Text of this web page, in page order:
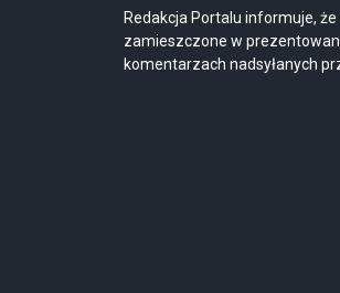
Redakcja Portalu informuje,
zamieszczone w
komentarzach nadsyłanych